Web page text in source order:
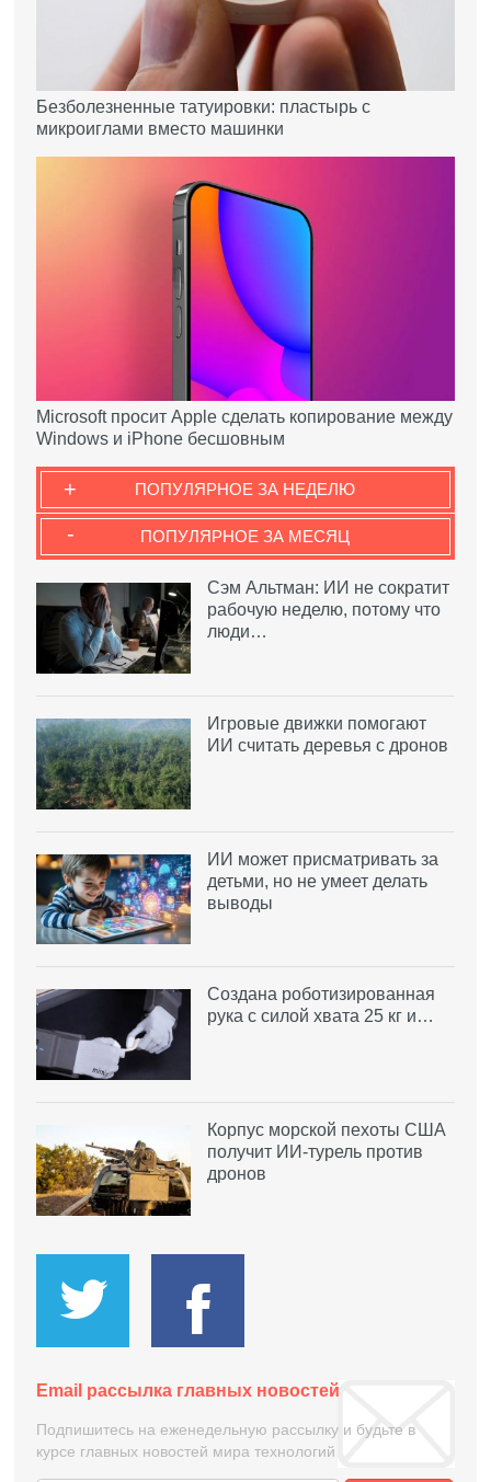
Безболезненные татуировки: пластырь с
микроиглами вместо машинки
Microsoft просит Apple сделать копирование между
Windows и iPhone бесшовным
ПОПУЛЯРНОЕ ЗА НЕДЕЛЮ
+
ПОПУЛЯРНОЕ ЗА МЕСЯЦ
-
Сэм Альтман: ИИ не сократит
рабочую неделю, потому что
люди…
Игровые движки помогают
ИИ считать деревья с дронов
ИИ может присматривать за
детьми, но не умеет делать
выводы
Создана роботизированная
рука с силой хвата 25 кг и…
Корпус морской пехоты США
получит ИИ-турель против
дронов
Email рассылка главных новостей
Подпишитесь на еженедельную рассылку и будьте в
курсе главных новостей мира технологий